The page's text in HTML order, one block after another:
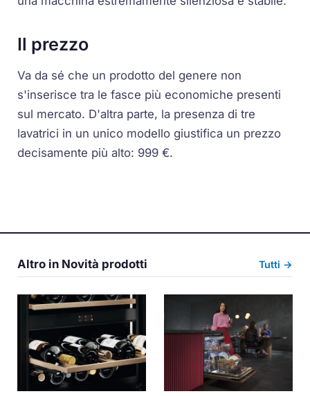
Il prezzo
Va da sé che un prodotto del genere non
s'inserisce tra le fasce più economiche presenti
sul mercato. D'altra parte, la presenza di tre
lavatrici in un unico modello giustifica un prezzo
decisamente più alto: 999 €.
Altro in Novità prodotti Tutti →